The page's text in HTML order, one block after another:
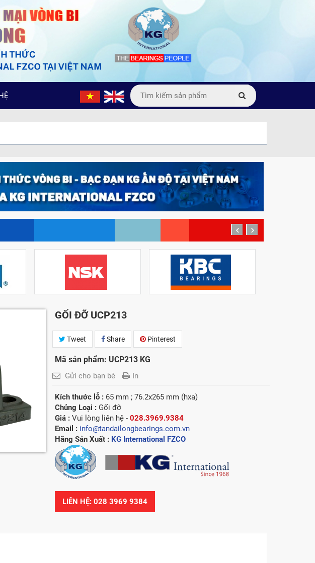
prev next
GỐI ĐỠ UCP213
Tweet Share Pinterest
Mã sản phẩm: UCP213 KG
Gửi cho bạn bè In
Kích thước lỗ : 65 mm ; 76.2x265 mm (hxa)
Chủng Loại : Gối đỡ
Giá : Vui lòng l iên hệ -028.3969.9384
Email : info@tandailongbearings.com.vn
Hãng Sản Xuất : KG International FZCO
LIÊN HỆ: 028 3969 9384